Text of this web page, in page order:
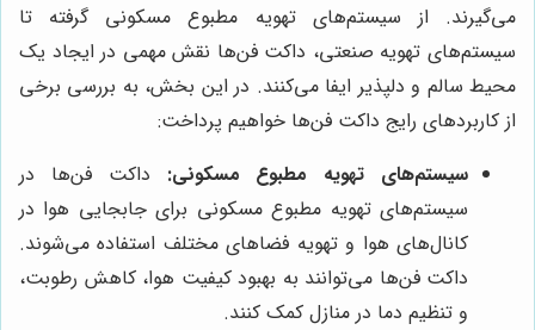
می‌گیرند. از سیستم‌های تهویه مطبوع مسکونی گرفته تا
سیستم‌های تهویه صنعتی، داکت فن‌ها نقش مهمی در ایجاد یک
محیط سالم و دلپذیر ایفا می‌کنند. در این بخش، به بررسی برخی
از کاربردهای رایج داکت فن‌ها خواهیم پرداخت:
سیستم‌های تهویه مطبوع مسکونی: داکت فن‌ها در
سیستم‌های تهویه مطبوع مسکونی برای جابجایی هوا در
کانال‌های هوا و تهویه فضاهای مختلف استفاده می‌شوند.
داکت فن‌ها می‌توانند به بهبود کیفیت هوا، کاهش رطوبت،
و تنظیم دما در منازل کمک کنند.